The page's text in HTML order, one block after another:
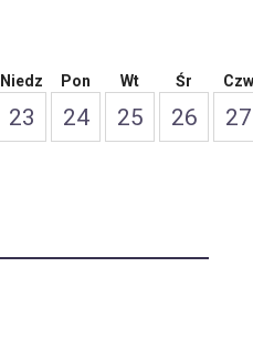
Niedz
23
Pon
24
Wt
25
Śr
26
Czw
27